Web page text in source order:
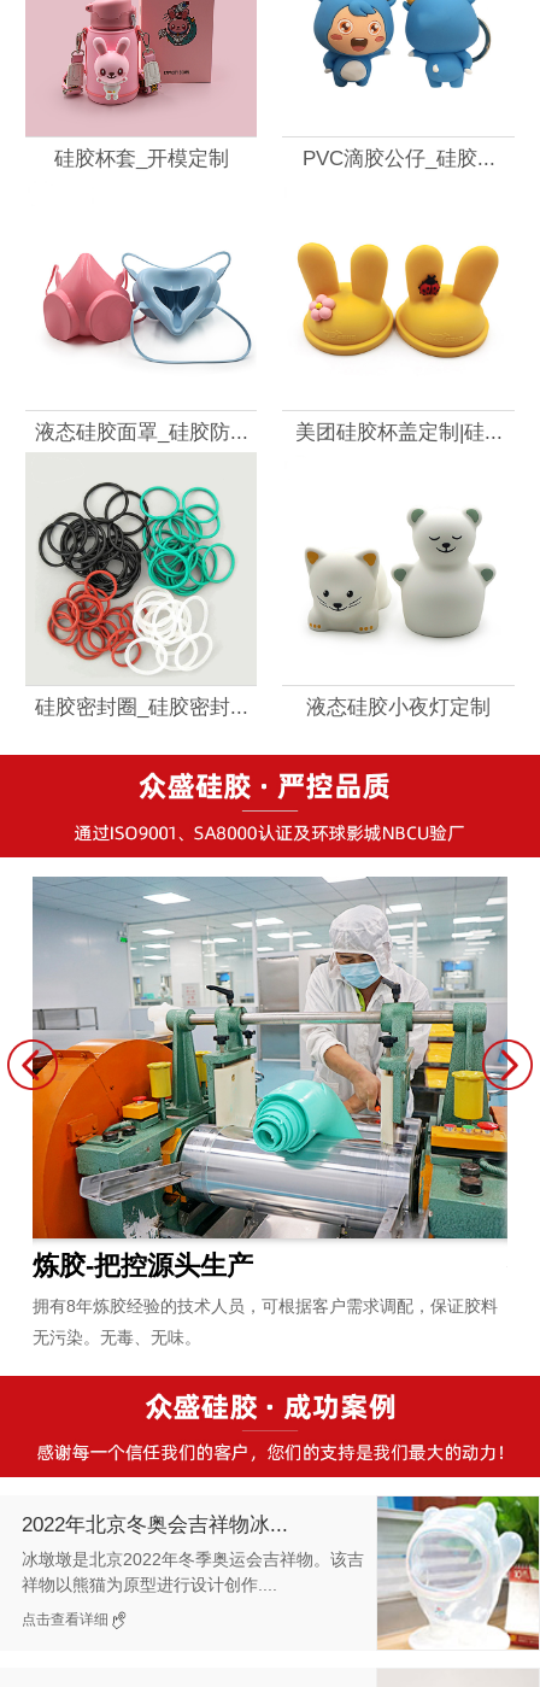
硅胶杯套_开模定制 PVC滴胶公仔_硅胶...
液态硅胶面罩_硅胶防... 美团硅胶杯盖定制|硅...
硅胶密封圈_硅胶密封... 液态硅胶小夜灯定制
炼胶-把控源头生产
拥有8年炼胶经验的技术人员，可根据客户需求调配，保证胶料
无污染。无毒、无味。
2022年北京冬奥会吉祥物冰...
冰墩墩是北京2022年冬季奥运会吉祥物。该吉
祥物以熊猫为原型进行设计创作....
点击查看详细